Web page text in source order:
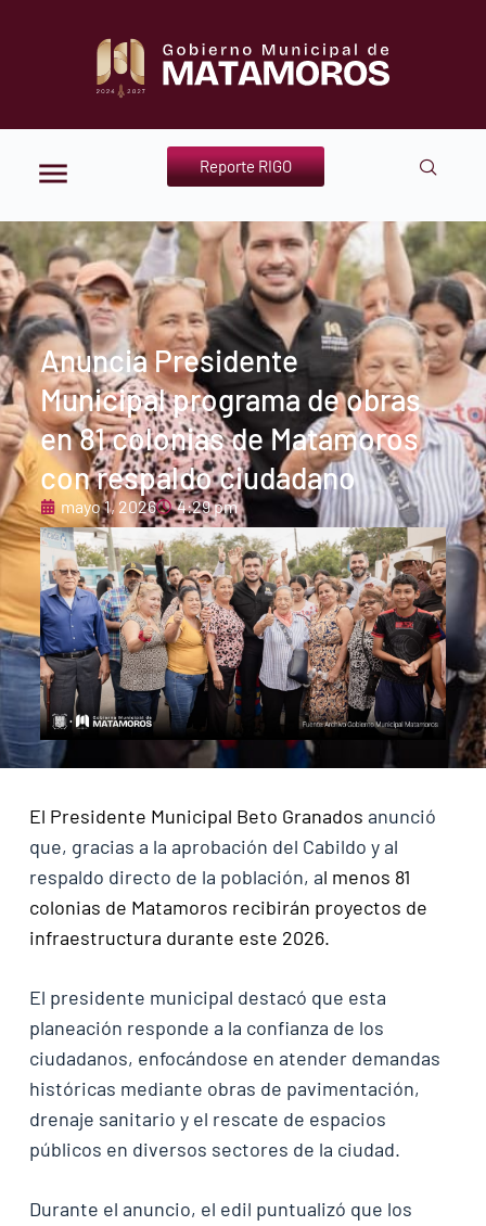
Reporte RIGO
Anuncia Presidente
Municipal programa de obras
en 81 colonias de Matamoros
con respaldo ciudadano
mayo 1, 2026 4:29 pm
El Presidente Municipal Beto Granados anunció
que, gracias a la aprobación del Cabildo y al
respaldo directo de la población, al menos 81
colonias de Matamoros recibirán proyectos de
infraestructura durante este 2026.
El presidente municipal destacó que esta
planeación responde a la confianza de los
ciudadanos, enfocándose en atender demandas
históricas mediante obras de pavimentación,
drenaje sanitario y el rescate de espacios
públicos en diversos sectores de la ciudad.
Durante el anuncio, el edil puntualizó que los